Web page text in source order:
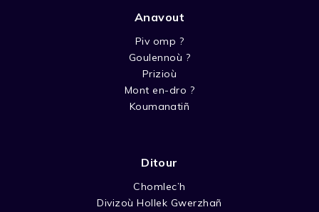
Anavout
Piv omp ?
Goulennoù ?
Prizioù
Mont en-dro ?
Koumanatiñ
Ditour
Chomlec’h
Divizoù Hollek Gwerzhañ